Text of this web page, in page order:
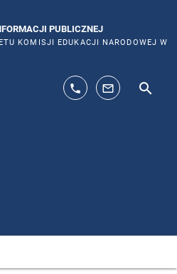
PUBLICZNEJ
KOMISJI EDUKACJI NARODOWEJ W
phone mail_outline search